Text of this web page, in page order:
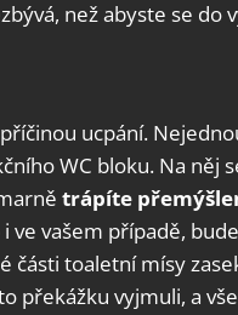
než abyste se do
ucpání.
WC bloku. Na něj
trápíte
i ve vašem případě,
části toaletní mísy
překážku vyjmuli, a